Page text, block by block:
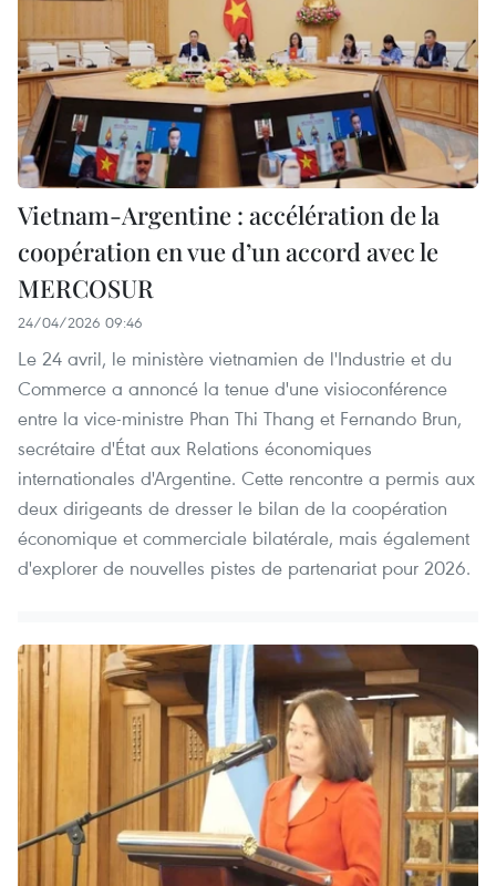
Vietnam-Argentine : accélération de la
coopération en vue d’un accord avec le
MERCOSUR
24/04/2026 09:46
Le 24 avril, le ministère vietnamien de l'Industrie et du
Commerce a annoncé la tenue d'une visioconférence
entre la vice-ministre Phan Thi Thang et Fernando Brun,
secrétaire d'État aux Relations économiques
internationales d'Argentine. Cette rencontre a permis aux
deux dirigeants de dresser le bilan de la coopération
économique et commerciale bilatérale, mais également
d'explorer de nouvelles pistes de partenariat pour 2026.